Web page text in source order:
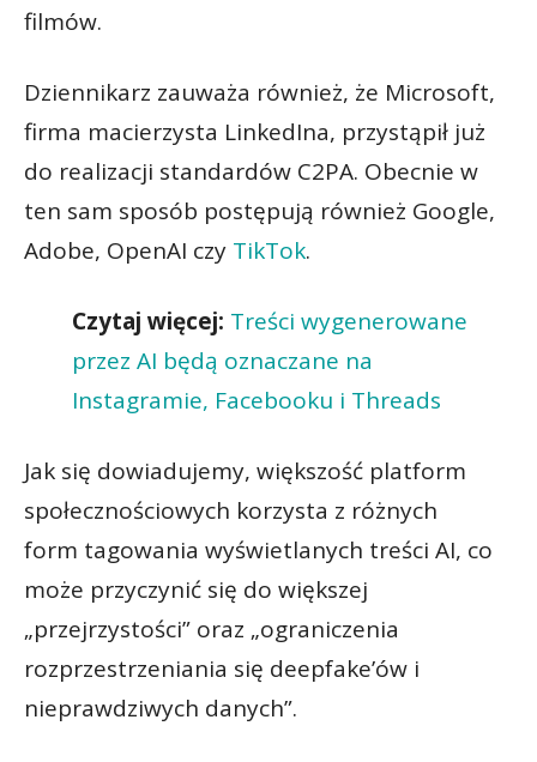
filmów.
Dziennikarz zauważa również, że Microsoft,
firma macierzysta LinkedIna, przystąpił już
do realizacji standardów C2PA. Obecnie w
ten sam sposób postępują również Google,
Adobe, OpenAI czy TikTok.
Czytaj więcej: Treści wygenerowane
przez AI będą oznaczane na
Instagramie, Facebooku i Threads
Jak się dowiadujemy, większość platform
społecznościowych korzysta z różnych
form tagowania wyświetlanych treści AI, co
może przyczynić się do większej
„przejrzystości” oraz „ograniczenia
rozprzestrzeniania się deepfake’ów i
nieprawdziwych danych”.